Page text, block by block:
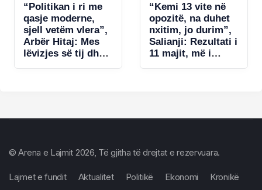
“Politikan i ri me
qasje moderne,
sjell vetëm vlera”,
Arbër Hitaj: Mes
lëvizjes së tij dhe
“Kemi 13 vite në
opozitë, na duhet
nxitim, jo durim”,
Salianji: Rezultati i
11 majit, më i
© Arena e Lajmit 2026, Të gjitha të drejtat e rezervuara.
Lajmet e fundit Aktualitet Politikë Ekonomi
Kronikë